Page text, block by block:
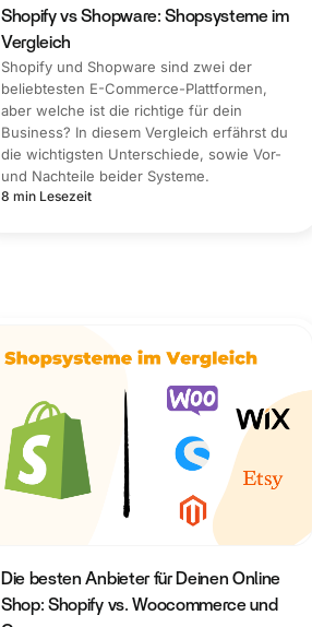
Shopify vs Shopware: Shopsysteme im
Vergleich
Shopify und Shopware sind zwei der
beliebtesten E-Commerce-Plattformen,
aber welche ist die richtige für dein
Business? In diesem Vergleich erfährst du
die wichtigsten Unterschiede, sowie Vor-
und Nachteile beider Systeme.
8 min Lesezeit
Die besten Anbieter für Deinen Online
Shop: Shopify vs. Woocommerce und